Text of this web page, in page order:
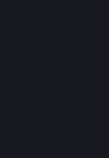
kommen
PowerPoints
anders aus.
Beruf und die